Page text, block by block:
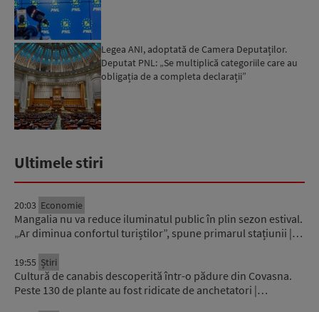
Legea ANI, adoptată de Camera Deputaților.
Deputat PNL: „Se multiplică categoriile care au
obligația de a completa declarații”
Ultimele stiri
20:03 Economie
Mangalia nu va reduce iluminatul public în plin sezon estival.
„Ar diminua confortul turiștilor”, spune primarul stațiunii |…
19:55 Știri
Cultură de canabis descoperită într-o pădure din Covasna.
Peste 130 de plante au fost ridicate de anchetatori |…